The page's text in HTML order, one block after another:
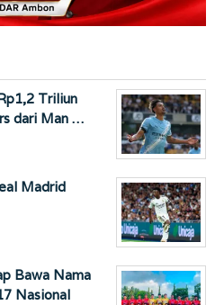
Triliun
dari Man …
Madrid
Bawa Nama
Nasional